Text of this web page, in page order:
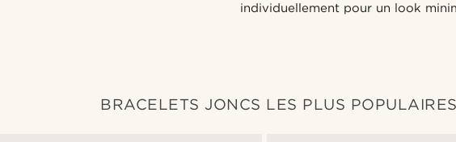
individuellement pour un look
BRACELETS JONCS LES PLUS POPULAIRES